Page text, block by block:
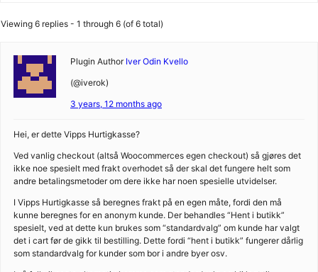
Viewing 6 replies - 1 through 6 (of 6 total)
Plugin Author Iver Odin Kvello
(@iverok)
3 years, 12 months ago
Hei, er dette Vipps Hurtigkasse?
Ved vanlig checkout (altså Woocommerces egen checkout) så gjøres det
ikke noe spesielt med frakt overhodet så der skal det fungere helt som
andre betalingsmetoder om dere ikke har noen spesielle utvidelser.
I Vipps Hurtigkasse så beregnes frakt på en egen måte, fordi den må
kunne beregnes for en anonym kunde. Der behandles “Hent i butikk”
spesielt, ved at dette kun brukes som “standardvalg” om kunde har valgt
det i cart før de gikk til bestilling. Dette fordi “hent i butikk” fungerer dårlig
som standardvalg for kunder som bor i andre byer osv.